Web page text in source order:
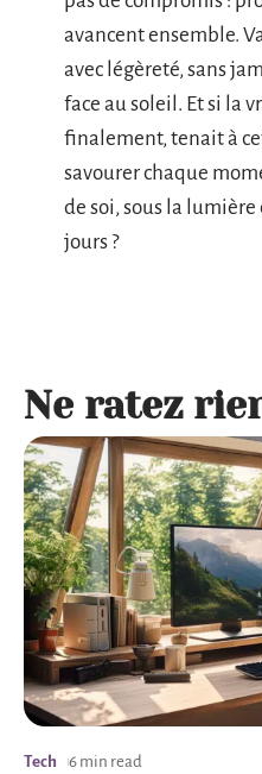
avancent ensemble.
avec légèreté, sans
face au soleil. Et si la
finalement, tenait à
savourer chaque
de soi, sous la
jours ?
Ne ratez
Tech 6 min read